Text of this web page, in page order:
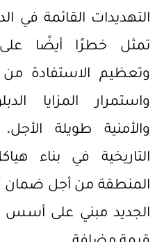
التهديدات القائمة في
تمثل خطرًا أيضًا على
وتعظيم الاستفادة من
واستمرار المزايا
والأمنية طويلة
التاريخية في بناء
المنطقة من أجل ضمان
الجديد مبني على أسس